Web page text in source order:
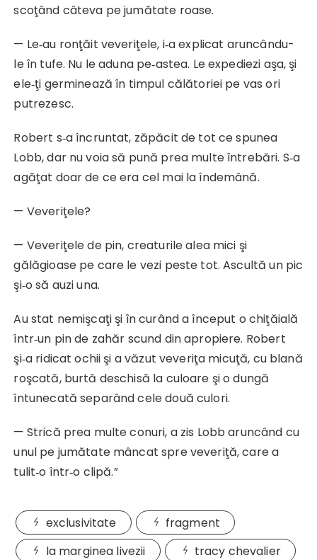
scoţând câteva pe jumătate roase.
— Le‑au ronţăit veveriţele, i‑a explicat aruncându-
le în tufe. Nu le aduna pe‑astea. Le expediezi aşa, şi
ele‑ţi germinează în timpul călătoriei pe vas ori
putrezesc.
Robert s‑a încruntat, zăpăcit de tot ce spunea
Lobb, dar nu voia să pună prea multe întrebări. S‑a
agăţat doar de ce era cel mai la îndemână.
— Veveriţele?
— Veveriţele de pin, creaturile alea mici şi
gălăgioase pe care le vezi peste tot. Ascultă un pic
şi‑o să auzi una.
Au stat nemişcaţi şi în curând a început o chiţăială
într‑un pin de zahăr scund din apropiere. Robert
şi‑a ridicat ochii şi a văzut veveriţa micuţă, cu blană
roşcată, burtă deschisă la culoare şi o dungă
întunecată separând cele două culori.
— Strică prea multe conuri, a zis Lobb aruncând cu
unul pe jumătate mâncat spre veveriţă, care a
tulit‑o într‑o clipă.”
exclusivitate
fragment
la marginea livezii
tracy chevalier